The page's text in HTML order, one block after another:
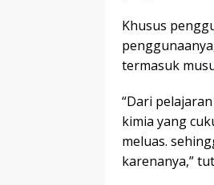
Khusus
termasuk
“Dari
kimia yang
meluas.
karenanya,”